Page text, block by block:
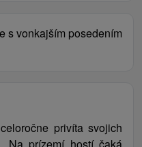
s vonkajším posedením
privíta svojich